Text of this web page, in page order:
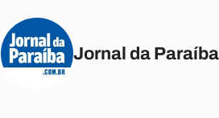
Jornal da Paraíba